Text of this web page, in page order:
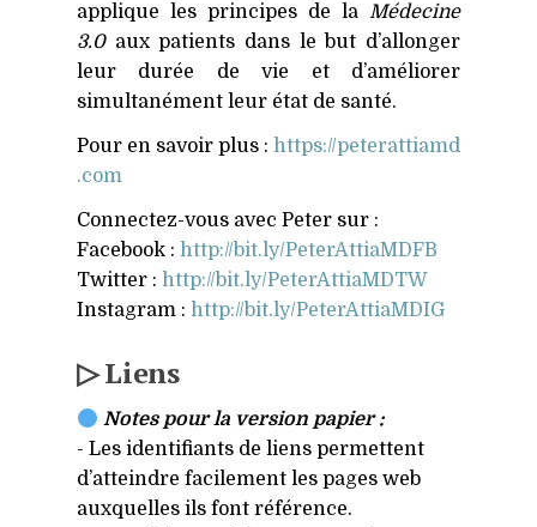
applique les principes de la Médecine
3.0aux patients dans le but d’allonger
leur durée de vie et d’améliorer
simultanément leur état de santé.
Pour en savoir plus : https://​peterattiamd​
.com
Connectez-vous avec Peter sur :
Facebook : http://​bit​.ly/​P​e​t​e​r​A​t​t​i​a​M​DFB
Twitter : http://​bit​.ly/​P​e​t​e​r​A​t​t​i​a​M​DTW
Instagram : http://​bit​.ly/​P​e​t​e​r​A​t​t​i​a​M​DIG
▷ Liens
Notes pour la version papier :
- Les identifiants de liens permettent
d’atteindre facilement les pages web
auxquelles ils font référence.